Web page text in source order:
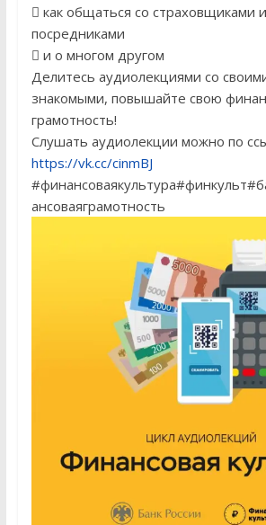
 как общаться со страховщиками
посредниками
 и о многом другом
Делитесь аудиолекциями со
знакомыми, повышайте свою
грамотность!
Слушать аудиолекции можно по
https://vk.cc/cinmBJ
#финансоваякультура#финкульт
ансоваяграмотность